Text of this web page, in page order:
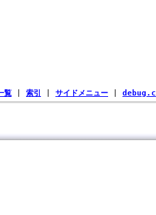
覧 索引 サイドメニュー debug.c